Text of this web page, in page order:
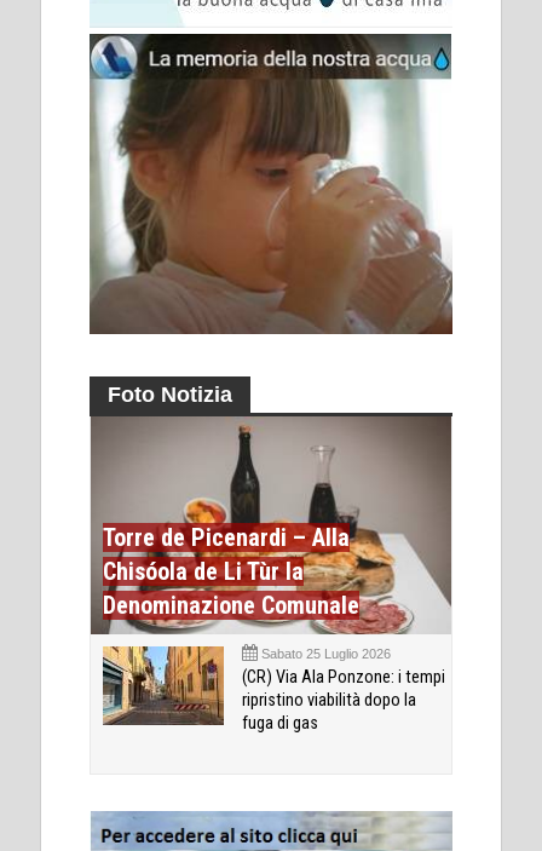
Foto Notizia
Torre de Picenardi – Alla
Chisóola de Li Tùr la
Denominazione Comunale
Sabato 25 Luglio 2026
(CR) Via Ala Ponzone: i tempi
ripristino viabilità dopo la
fuga di gas